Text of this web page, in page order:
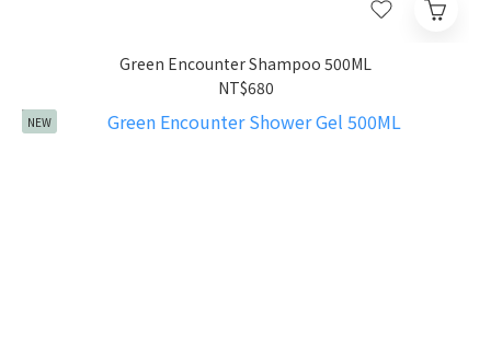
Green Encounter Shampoo 500ML
NT$680
NEW